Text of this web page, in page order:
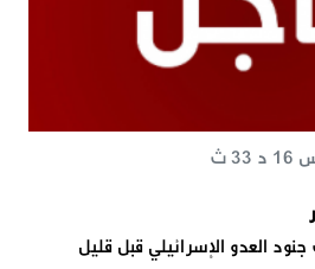
العدو الإسرائيلي قبل قليل